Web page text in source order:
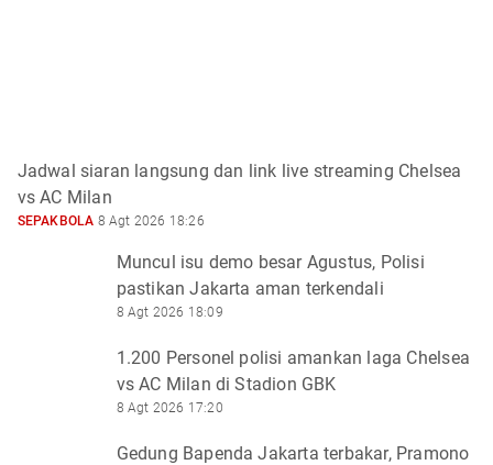
Jadwal siaran langsung dan link live streaming Chelsea
vs AC Milan
SEPAKBOLA 8 Agt 2026 18:26
Muncul isu demo besar Agustus, Polisi
pastikan Jakarta aman terkendali
8 Agt 2026 18:09
1.200 Personel polisi amankan laga Chelsea
vs AC Milan di Stadion GBK
8 Agt 2026 17:20
Gedung Bapenda Jakarta terbakar, Pramono